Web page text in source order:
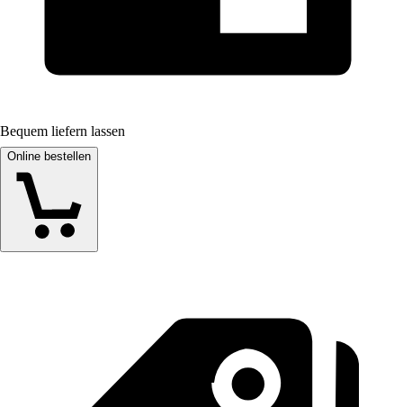
Bequem liefern lassen
Online bestellen